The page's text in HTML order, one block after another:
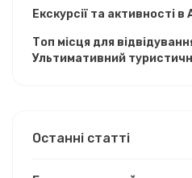
Екскурсії та активності в
Топ місця для
Ультимативний
Останні статті